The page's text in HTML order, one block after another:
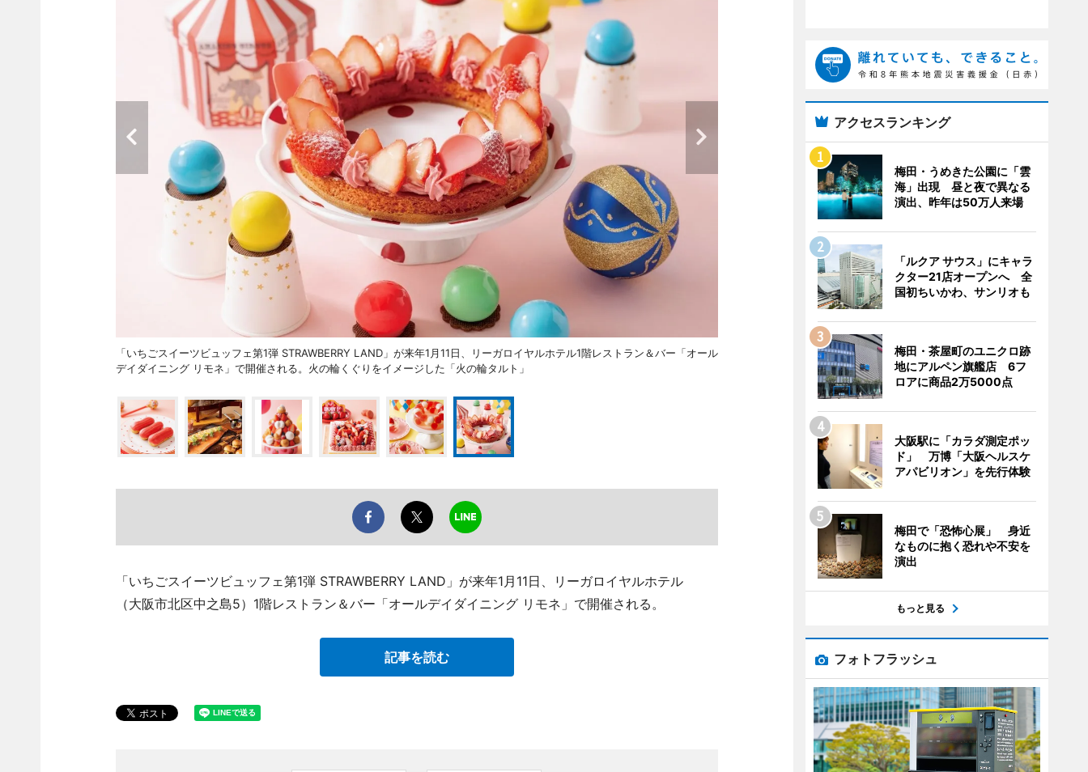
「いちごスイーツビュッフェ第1弾 STRAWBERRY LAND」が来年1月11日、リーガロイヤルホテル1階レストラン＆バー「オール
デイダイニング リモネ」で開催される。火の輪くぐりをイメージした「火の輪タルト」
「いちごスイーツビュッフェ第1弾 STRAWBERRY LAND」が来年1月11日、リーガロイヤルホテル
（大阪市北区中之島5）1階レストラン＆バー「オールデイダイニング リモネ」で開催される。
記事を読む
アクセスランキング
梅田・うめきた公園に「雲
海」出現 昼と夜で異なる
演出、昨年は50万人来場
「ルクア サウス」にキャラ
クター21店オープンへ 全
国初ちいかわ、サンリオも
梅田・茶屋町のユニクロ跡
地にアルペン旗艦店 6フ
ロアに商品2万5000点
大阪駅に「カラダ測定ポッ
ド」 万博「大阪ヘルスケ
アパビリオン」を先行体験
梅田で「恐怖心展」 身近
なものに抱く恐れや不安を
演出
もっと見る
フォトフラッシュ